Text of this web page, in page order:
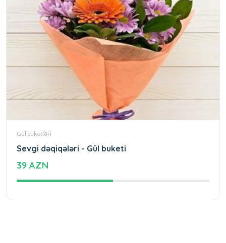
Gül buketləri
Sevgi dəqiqələri - Gül buketi
39 AZN